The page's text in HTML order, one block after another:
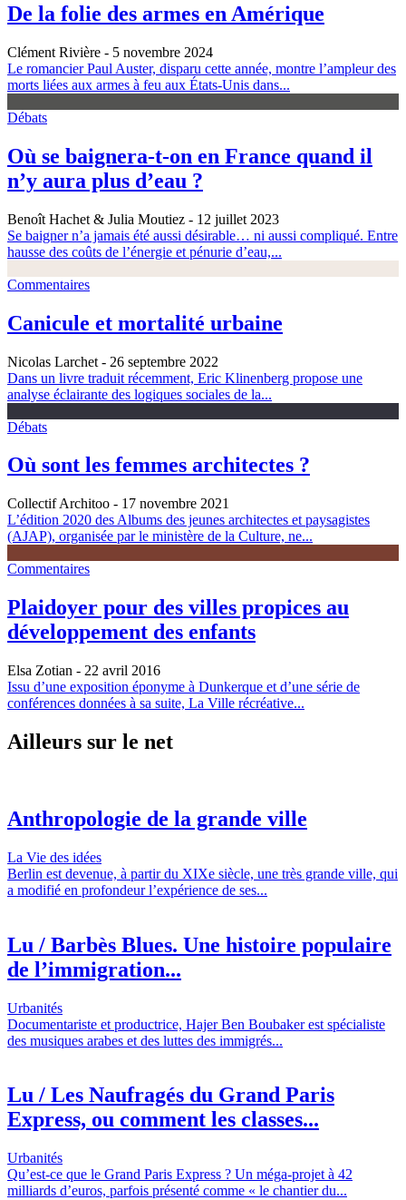
De la folie des armes en Amérique
Clément Rivière - 5 novembre 2024
Le romancier Paul Auster, disparu cette année, montre l’ampleur des
morts liées aux armes à feu aux États-Unis dans...
Débats
Où se baignera-t-on en France quand il
n’y aura plus d’eau ?
Benoît Hachet & Julia Moutiez - 12 juillet 2023
Se baigner n’a jamais été aussi désirable… ni aussi compliqué. Entre
hausse des coûts de l’énergie et pénurie d’eau,...
Commentaires
Canicule et mortalité urbaine
Nicolas Larchet - 26 septembre 2022
Dans un livre traduit récemment, Eric Klinenberg propose une
analyse éclairante des logiques sociales de la...
Débats
Où sont les femmes architectes ?
Collectif Architoo - 17 novembre 2021
L’édition 2020 des Albums des jeunes architectes et paysagistes
(AJAP), organisée par le ministère de la Culture, ne...
Commentaires
Plaidoyer pour des villes propices au
développement des enfants
Elsa Zotian - 22 avril 2016
Issu d’une exposition éponyme à Dunkerque et d’une série de
conférences données à sa suite, La Ville récréative...
Ailleurs sur le net
Anthropologie de la grande ville
La Vie des idées
Berlin est devenue, à partir du XIXe siècle, une très grande ville, qui
a modifié en profondeur l’expérience de ses...
Lu / Barbès Blues. Une histoire populaire
de l’immigration...
Urbanités
Documentariste et productrice, Hajer Ben Boubaker est spécialiste
des musiques arabes et des luttes des immigrés...
Lu / Les Naufragés du Grand Paris
Express, ou comment les classes...
Urbanités
Qu’est-ce que le Grand Paris Express ? Un méga-projet à 42
milliards d’euros, parfois présenté comme « le chantier du...